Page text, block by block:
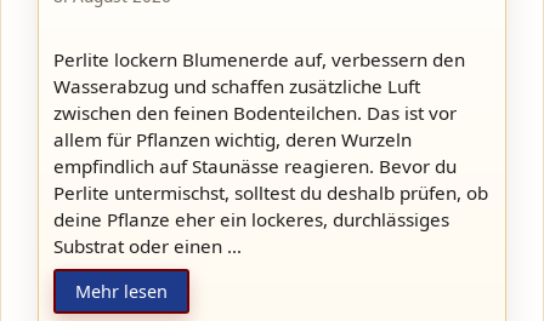
Perlite lockern Blumenerde auf, verbessern den
Wasserabzug und schaffen zusätzliche Luft
zwischen den feinen Bodenteilchen. Das ist vor
allem für Pflanzen wichtig, deren Wurzeln
empfindlich auf Staunässe reagieren. Bevor du
Perlite untermischst, solltest du deshalb prüfen, ob
deine Pflanze eher ein lockeres, durchlässiges
Substrat oder einen …
Mehr lesen